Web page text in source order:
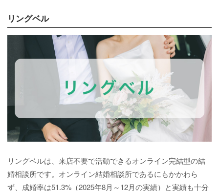
リングベル
リングベルは、来店不要で活動できるオンライン完結型の結
婚相談所です。オンライン結婚相談所であるにもかかわら
ず、成婚率は51.3%（2025年8月～12月の実績）と実績も十分